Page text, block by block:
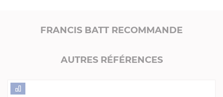
FRANCIS BATT RECOMMANDE
AUTRES RÉFÉRENCES